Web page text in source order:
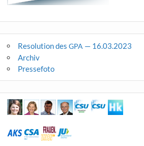
Resolution desGPA — 16.03.2023
Archiv
Pressefoto